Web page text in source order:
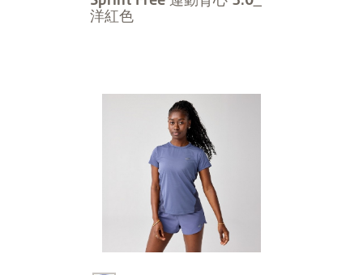
洋紅色